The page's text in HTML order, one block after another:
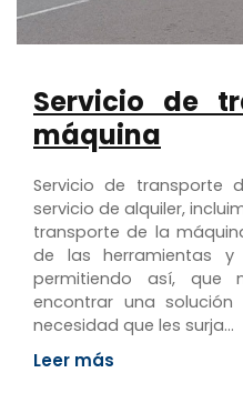
Servicio de
máquina
Servicio de transporte
servicio de alquiler,
transporte de la
de las herramientas y
permitiendo así, que
encontrar una
necesidad que les surja…
Leer más